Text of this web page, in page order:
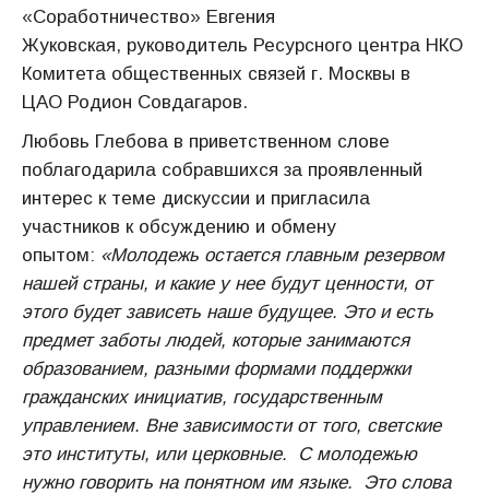
«Соработничество» Евгения
Жуковская, руководитель Ресурсного центра НКО
Комитета общественных связей г. Москвы в
ЦАО Родион Совдагаров.
Любовь Глебова в приветственном слове
поблагодарила собравшихся за проявленный
интерес к теме дискуссии и пригласила
участников к обсуждению и обмену
опытом: «Молодежь остается главным резервом
нашей страны, и какие у нее будут ценности, от
этого будет зависеть наше будущее. Это и есть
предмет заботы людей, которые занимаются
образованием, разными формами поддержки
гражданских инициатив, государственным
управлением. Вне зависимости от того, светские
это институты, или церковные. С молодежью
нужно говорить на понятном им языке. Это слова